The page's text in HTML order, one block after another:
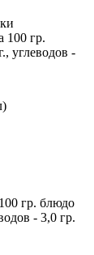
100 гр.
углеводов -
гр. блюдо
- 3,0 гр.